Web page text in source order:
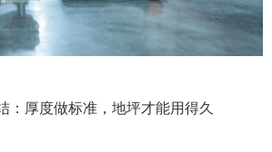
：厚度做标准，地坪才能用得久